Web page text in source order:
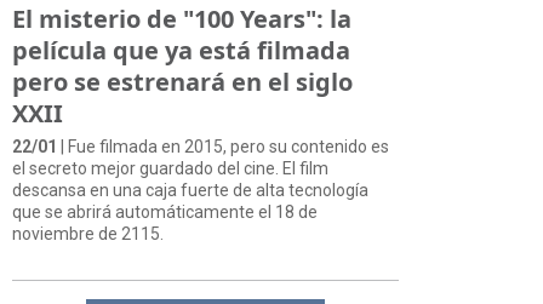
El misterio de "100 Years": la
película que ya está filmada
pero se estrenará en el siglo
XXII
22/01
| Fue filmada en 2015, pero su contenido es
el secreto mejor guardado del cine. El film
descansa en una caja fuerte de alta tecnología
que se abrirá automáticamente el 18 de
noviembre de 2115.